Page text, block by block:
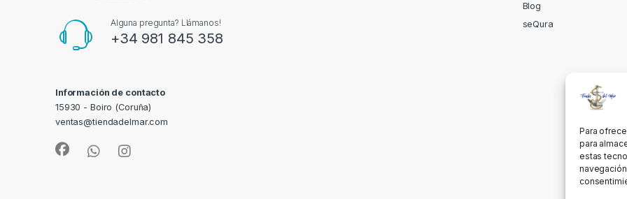
Para
para
estas
Alguna pregunta? Llámanos!
+34 981 845 358
Información de contacto
15930 - Boiro (Coruña)
ventas@tiendadelmar.com
Blog
seQura